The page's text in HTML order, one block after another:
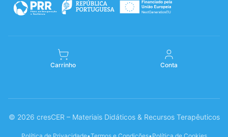
Carrinho Conta
© 2026 cresCER – Materiais Didáticos & Recursos Terapêuticos